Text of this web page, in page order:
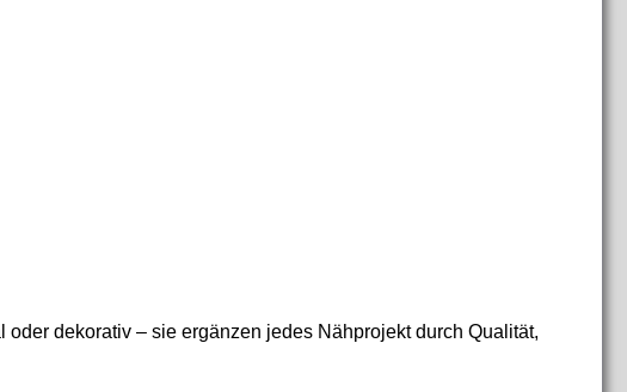
dekorativ – sie ergänzen jedes Nähprojekt durch Qualität,